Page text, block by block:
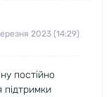
2023 (14:29)
постійно
підтримки